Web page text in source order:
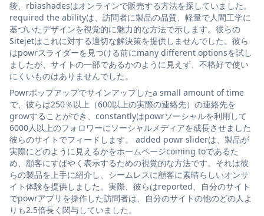
後、rbiashadesはオンラインで販売する方法を探していました。
required the abilityは、訪問者に製品の品質、軽量で人間工学に
基づいたデザインを視覚的に魅力的な方法で示します。彼らの
Sitejetはこれに対する適切な解決策を提供しませんでした。彼ら
はpowrスライダーを見つける前にmany different optionsを試し
ましたが、サイトの一部であるかのように見えず、不格好で使い
にくいものはありませんでした。
Powrポップアップでサインアップしたa small amount of time
で、彼らは250％以上（600以上の実際の連絡先）の連絡先を
growすることができ、constantlyはpowrソーシャルを利用して
6000人以上のフォロワーにソーシャルメディアを成長させました
彼らのサイトでフィードします。 added powr sliderは、製品が
実際にどのように見えるかをホームページcoming toであるた
め、顧客にすばやく表示するための視覚的な方法です。それは彼
らの製品を上手に紹介し、シームレスに顧客に素晴らしいオンサ
イト体験を提供しました。実際、彼らはreported、自分のサイト
でpowrアプリを操作した訪問者は、自分のサイトの他のどの人よ
りも2.5倍長く関与していました。